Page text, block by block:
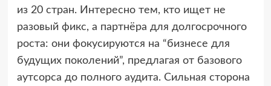
из 20 стран. Интересно тем, кто ищет не
разовый фикс, а партнёра для долгосрочного
роста: они фокусируются на “бизнесе для
будущих поколений”, предлагая от базового
аутсорса до полного аудита. Сильная сторона